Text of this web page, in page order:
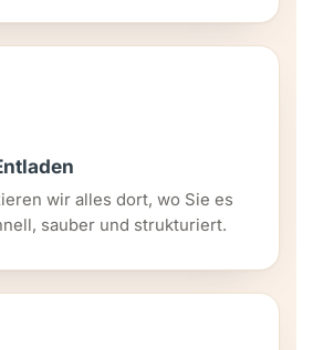
wir alles dort, wo Sie es
sauber und strukturiert.